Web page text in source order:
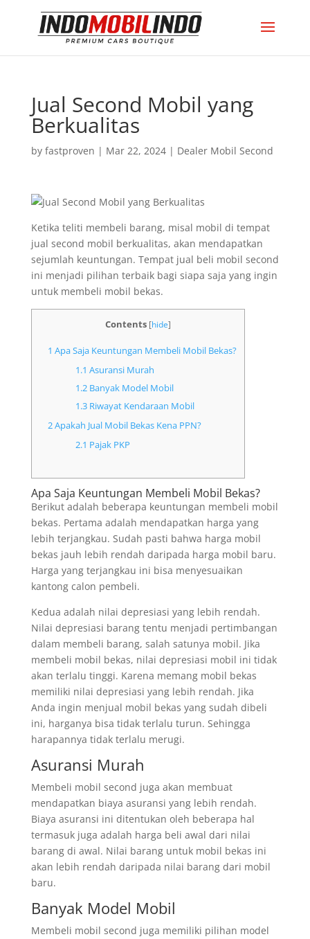
Jual Second Mobil yang
Berkualitas
by fastproven | Mar 22, 2024| Dealer Mobil Second
Ketika teliti membeli barang, misal mobil di tempat
jual second mobil berkualitas, akan mendapatkan
sejumlah keuntungan. Tempat jual beli mobil second
ini menjadi pilihan terbaik bagi siapa saja yang ingin
untuk membeli mobil bekas.
Contents [hide]
1 Apa Saja Keuntungan Membeli Mobil Bekas?
1.1 Asuransi Murah
1.2 Banyak Model Mobil
1.3 Riwayat Kendaraan Mobil
2Apakah Jual Mobil Bekas Kena PPN?
2.1 Pajak PKP
Apa Saja Keuntungan Membeli Mobil Bekas?
Berikut adalah beberapa keuntungan membeli mobil
bekas. Pertama adalah mendapatkan harga yang
lebih terjangkau. Sudah pasti bahwa harga mobil
bekas jauh lebih rendah daripada harga mobil baru.
Harga yang terjangkau ini bisa menyesuaikan
kantong calon pembeli.
Kedua adalah nilai depresiasi yang lebih rendah.
Nilai depresiasi barang tentu menjadi pertimbangan
dalam membeli barang, salah satunya mobil. Jika
membeli mobil bekas, nilai depresiasi mobil ini tidak
akan terlalu tinggi. Karena memang mobil bekas
memiliki nilai depresiasi yang lebih rendah. Jika
Anda ingin menjual mobil bekas yang sudah dibeli
ini, harganya bisa tidak terlalu turun. Sehingga
harapannya tidak terlalu merugi.
Asuransi Murah
Membeli mobil second juga akan membuat
mendapatkan biaya asuransi yang lebih rendah.
Biaya asuransi ini ditentukan oleh beberapa hal
termasuk juga adalah harga beli awal dari nilai
barang di awal. Nilai barang untuk mobil bekas ini
akan lebih rendah daripada nilai barang dari mobil
baru.
Banyak Model Mobil
Membeli mobil second juga memiliki pilihan model